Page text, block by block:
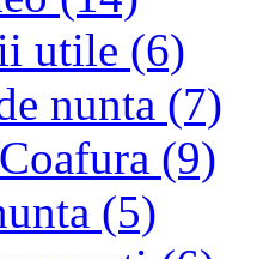
utile (6)
nunta (7)
(9)
(5)